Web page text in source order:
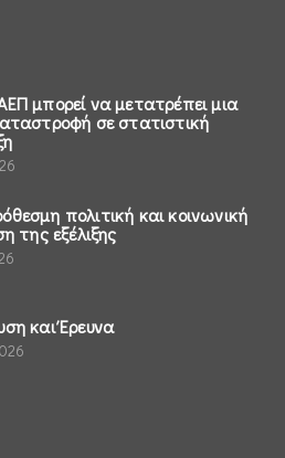
μπορεί να μετατρέπει μια
σε στατιστική
πολιτική και κοινωνική
της εξέλιξης
και Έρευνα